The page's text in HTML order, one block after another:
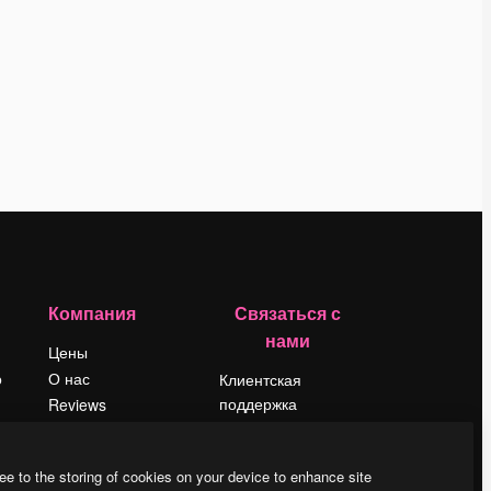
Компания
Цены
О нас
Reviews
Блог
Связаться с
нами
Клиентская
поддержка
LinkedIn
to the storing of cookies on your device to enhance site